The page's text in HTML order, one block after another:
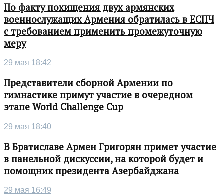
По факту похищения двух армянских
военнослужащих Армения обратилась в ЕСПЧ
с требованием применить промежуточную
меру
29 мая 18:42
Представители сборной Армении по
гимнастике примут участие в очередном
этапе World Challenge Cup
29 мая 18:40
В Братиславе Армен Григорян примет участие
в панельной дискуссии, на которой будет и
помощник президента Азербайджана
29 мая 16:49